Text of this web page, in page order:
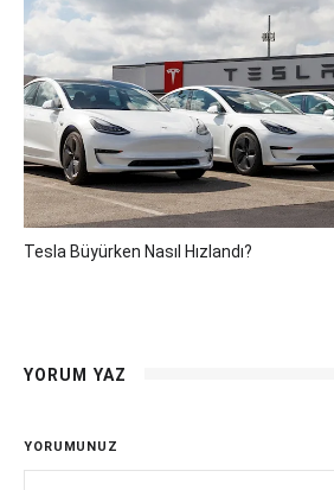
Tesla Büyürken Nasıl Hızlandı?
YORUM YAZ
YORUMUNUZ